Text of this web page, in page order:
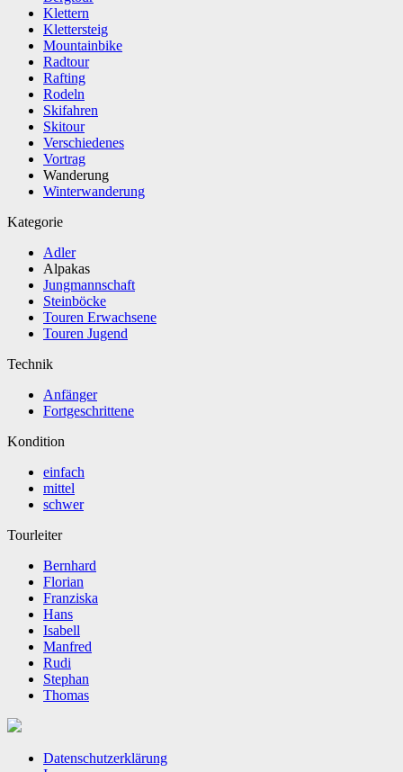
Klettern
Klettersteig
Mountainbike
Radtour
Rafting
Rodeln
Skifahren
Skitour
Verschiedenes
Vortrag
Wanderung
Winterwanderung
Kategorie
Adler
Alpakas
Jungmannschaft
Steinböcke
Touren Erwachsene
Touren Jugend
Technik
Anfänger
Fortgeschrittene
Kondition
einfach
mittel
schwer
Tourleiter
Bernhard
Florian
Franziska
Hans
Isabell
Manfred
Rudi
Stephan
Thomas
Datenschutzerklärung